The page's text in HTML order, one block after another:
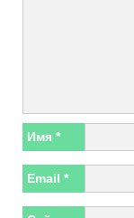
Имя *
Email *